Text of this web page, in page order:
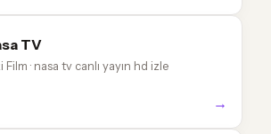
TV
Film · nasa tv canlı yayın hd izle
→